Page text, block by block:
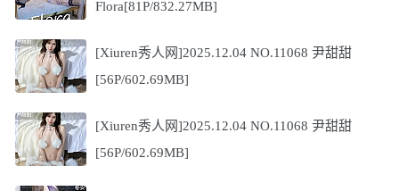
Flora[81P/832.27MB]
[Xiuren秀人网]2025.12.04 NO.11068 尹甜甜
[56P/602.69MB]
[Xiuren秀人网]2025.12.04 NO.11068 尹甜甜
[56P/602.69MB]